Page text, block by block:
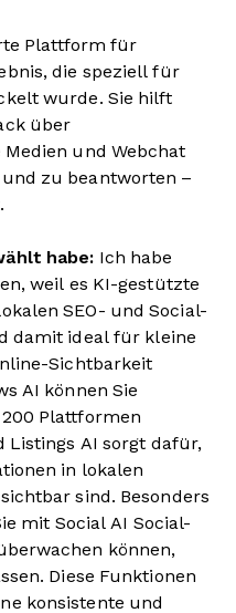
Plattform für
die speziell für
wurde. Sie hilft
über
und Webchat
zu beantworten –
habe: Ich habe
weil es KI-gestützte
SEO- und Social-
damit ideal für kleine
Sichtbarkeit
AI können Sie
Plattformen
AI sorgt dafür,
in lokalen
sind. Besonders
mit Social AI Social-
können,
Diese Funktionen
konsistente und